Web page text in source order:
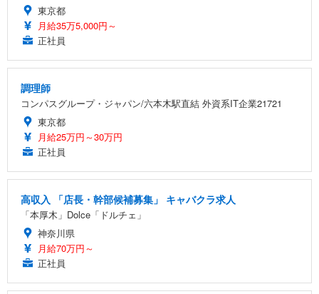
東京都
月給35万5,000円～
正社員
調理師
コンパスグループ・ジャパン/六本木駅直結 外資系IT企業21721
東京都
月給25万円～30万円
正社員
高収入 「店長・幹部候補募集」 キャバクラ求人
「本厚木」Dolce「ドルチェ」
神奈川県
月給70万円～
正社員